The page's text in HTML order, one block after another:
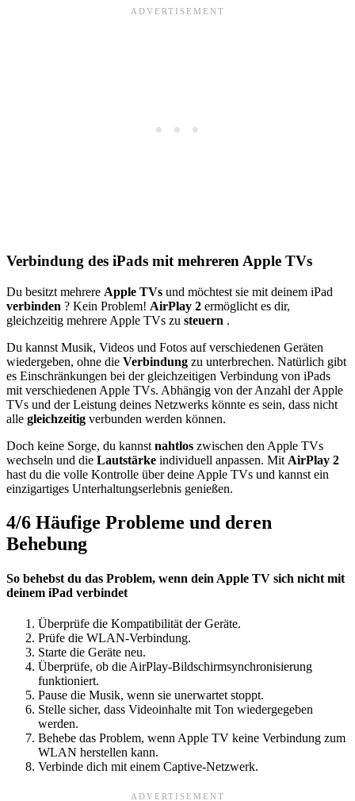
Verbindung des iPads mit mehreren Apple TVs
Du besitzt mehrere Apple TVs und möchtest sie mit deinem iPad
verbinden ? Kein Problem! AirPlay 2 ermöglicht es dir,
gleichzeitig mehrere Apple TVs zu steuern .
Du kannst Musik, Videos und Fotos auf verschiedenen Geräten
wiedergeben, ohne die Verbindung zu unterbrechen. Natürlich gibt
es Einschränkungen bei der gleichzeitigen Verbindung von iPads
mit verschiedenen Apple TVs. Abhängig von der Anzahl der Apple
TVs und der Leistung deines Netzwerks könnte es sein, dass nicht
alle gleichzeitig verbunden werden können.
Doch keine Sorge, du kannst nahtlos zwischen den Apple TVs
wechseln und die Lautstärke individuell anpassen. Mit AirPlay 2
hast du die volle Kontrolle über deine Apple TVs und kannst ein
einzigartiges Unterhaltungserlebnis genießen.
4/6 Häufige Probleme und deren
Behebung
So behebst du das Problem, wenn dein Apple TV sich nicht mit
deinem iPad verbindet
Überprüfe die Kompatibilität der Geräte.
Prüfe die WLAN-Verbindung.
Starte die Geräte neu.
Überprüfe, ob die AirPlay-Bildschirmsynchronisierung
funktioniert.
Pause die Musik, wenn sie unerwartet stoppt.
Stelle sicher, dass Videoinhalte mit Ton wiedergegeben
werden.
Behebe das Problem, wenn Apple TV keine Verbindung zum
WLAN herstellen kann.
Verbinde dich mit einem Captive-Netzwerk.